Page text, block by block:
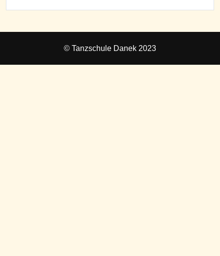
© Tanzschule Danek 2023